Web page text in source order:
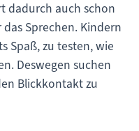
dadurch auch schon
Sprechen. Kindern
Spaß, zu testen, wie
Deswegen suchen
Blickkontakt zu